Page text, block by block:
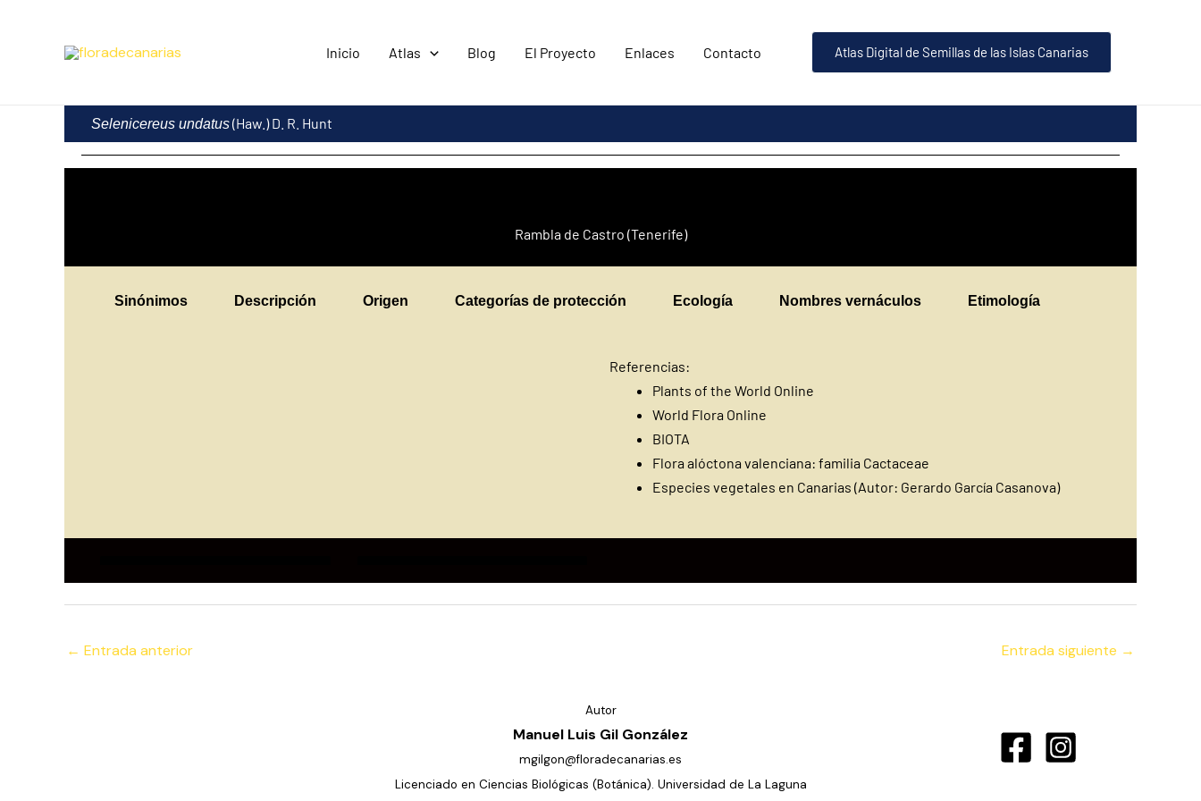
contenido
Inicio Atlas Blog El Proyecto Enlaces Contacto Atlas Digital de Semillas de las Islas Canarias
Selenicereus undatus(Haw.) D. R. Hunt
Rambla de Castro (Tenerife)
Sinónimos Descripción Origen Categorías de protección Ecología Nombres vernáculos Etimología
Referencias:
Plants of the World Online
World Flora Online
BIOTA
Flora alóctona valenciana: familia Cactaceae
Especies vegetales en Canarias (Autor: Gerardo García Casanova)
← Entrada anterior Entrada siguiente →
Autor
Manuel Luis Gil González
mgilgon@floradecanarias.es
Licenciado en Ciencias Biológicas (Botánica). Universidad de La Laguna